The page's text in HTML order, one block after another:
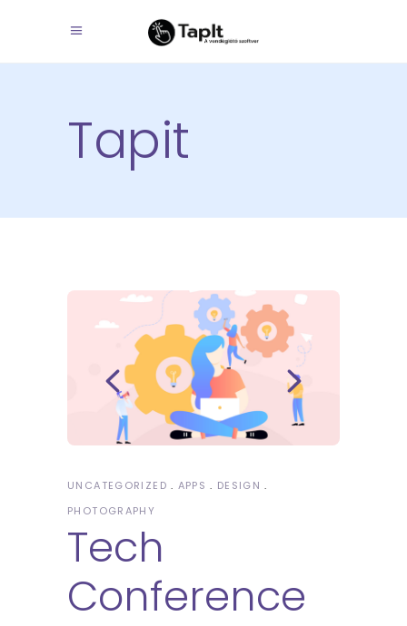
Tapit
UNCATEGORIZED APPS
DESIGN
PHOTOGRAPHY
Tech
Conference